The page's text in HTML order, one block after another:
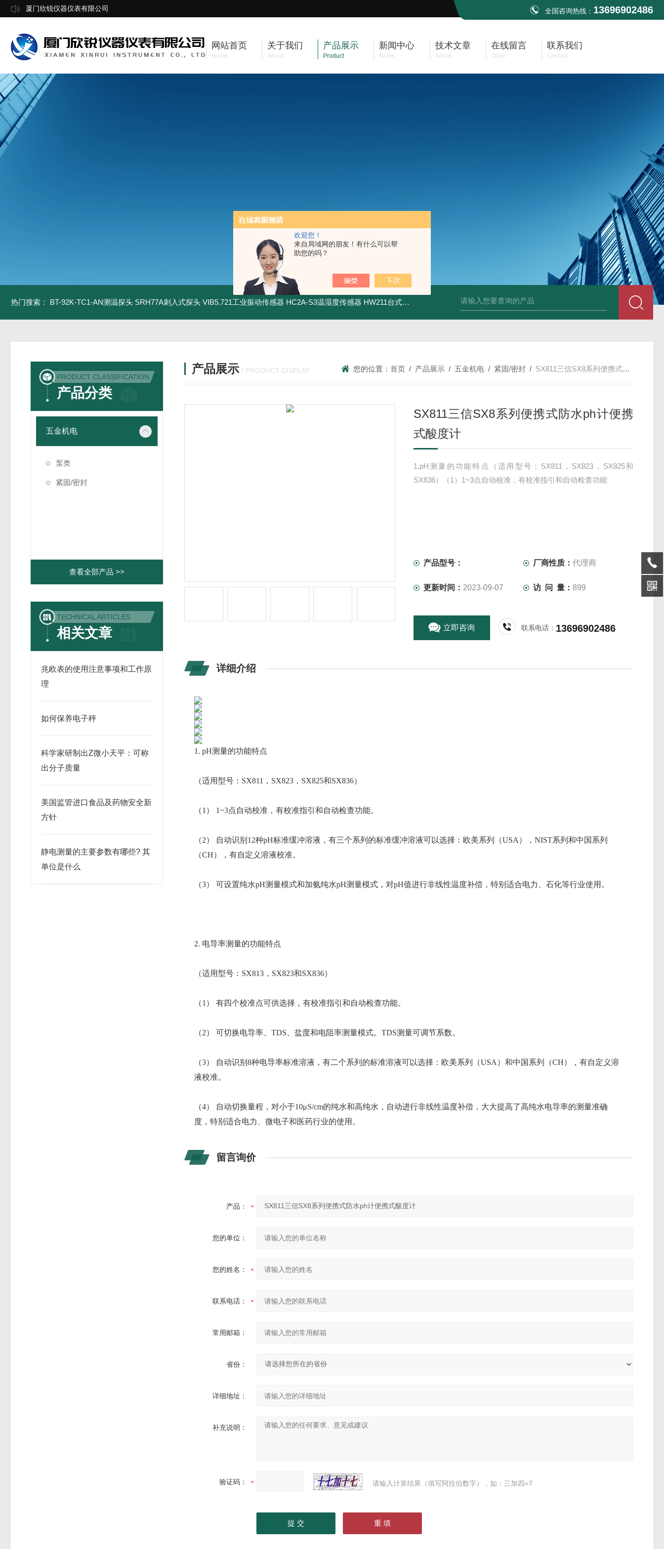
欢迎您！
来自局域网的朋友！有什么可以帮
助您的吗？
厦门欣锐仪器仪表有限公司 全国咨询热线： 13696902486
网站首页
Home
关于我们
About
产品展示
Product
新闻中心
News
技术文章
Article
在线留言
Order
联系我们
Contact
热门搜索： BT-92K-TC1-AN测温探头 SRH77A刺入式探头 VIB5.721工业振动传感器 HC2A-S3温湿度传感器 HW211台式数显酸度计 AZ86032荧光溶氧水质检测仪 SHB-1K 山
PRODUCT CLASSIFICATION
产品分类
五金机电
泵类
紧固/密封
查看全部产品 >>
TECHNICAL ARTICLES
相关文章
兆欧表的使用注意事项和工作原
理
如何保养电子秤
科学家研制出Z微小天平：可称
出分子质量
美国监管进口食品及药物安全新
方针
静电测量的主要参数有哪些? 其
单位是什么
产品展示 / PRODUCT DISPLAY 您的位置：首页 / 产品展示 / 五金机电 / 紧固/密封 / SX811三信SX8系列便携式防水ph计便携式酸度计
SX811三信SX8系列便携式防水ph计便携
式酸度计
1.pH测量的功能特点（适用型号：SX811，SX823，SX825和
SX836）（1）1~3点自动校准，有校准指引和自动检查功能
产品型号： 厂商性质：代理商
更新时间： 2023-09-07 访 问 量：899
立即咨询 联系电话： 13696902486
详细介绍
1. pH测量的功能特点
（适用型号：SX811，SX823，SX825和SX836）
（1） 1~3点自动校准，有校准指引和自动检查功能。
（2） 自动识别12种pH标准缓冲溶液，有三个系列的标准缓冲溶液可以选择：欧美系列（USA），NIST系列和中国系列
（CH），有自定义溶液校准。
（3） 可设置纯水pH测量模式和加氨纯水pH测量模式，对pH值进行非线性温度补偿，特别适合电力、石化等行业使用。
2. 电导率测量的功能特点
（适用型号：SX813，SX823和SX836）
（1） 有四个校准点可供选择，有校准指引和自动检查功能。
（2） 可切换电导率、TDS、盐度和电阻率测量模式。TDS测量可调节系数。
（3） 自动识别8种电导率标准溶液，有二个系列的标准溶液可以选择：欧美系列（USA）和中国系列（CH），有自定义溶
液校准。
（4） 自动切换量程，对小于10μS/cm的纯水和高纯水，自动进行非线性温度补偿，大大提高了高纯水电导率的测量准确
度，特别适合电力、微电子和医药行业的使用。
留言询价
产品：
您的单位：
您的姓名：
联系电话：
常用邮箱：
省份：
详细地址：
补充说明：
验证码： 请输入计算结果（填写阿拉伯数字），如：三加四=7